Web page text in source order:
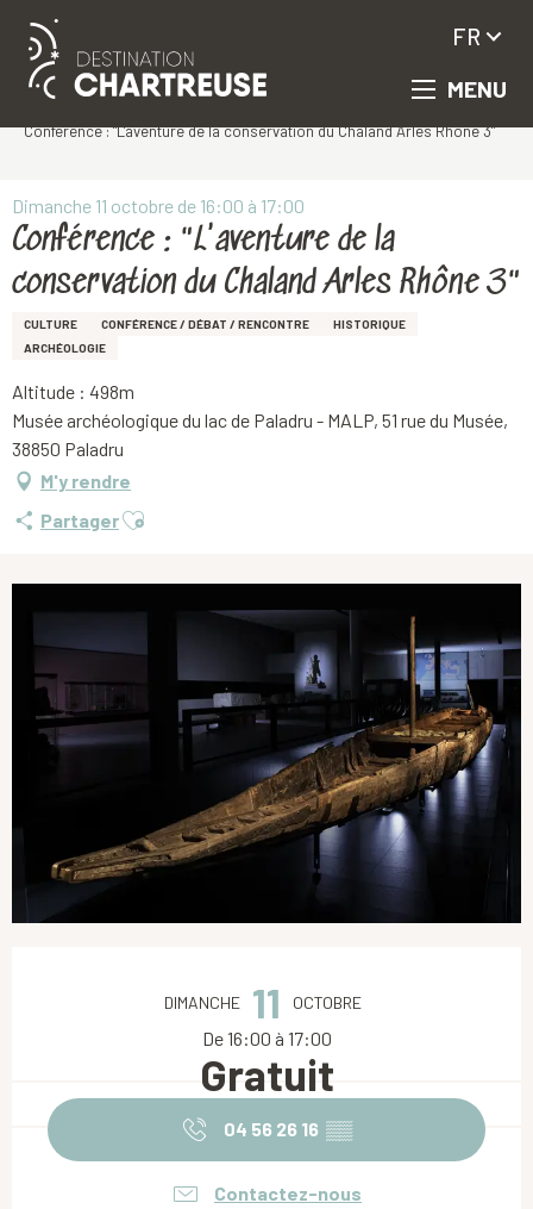
Aller
MENU
FR
Conférence : "L'aventure de la conservation du Chaland Arles Rhône 3"
Dimanche 11 octobre de 16:00 à 17:00
Conférence : "L'aventure de la
conservation du Chaland Arles Rhône 3"
CULTURE CONFÉRENCE / DÉBAT / RENCONTRE
HISTORIQUE
ARCHÉOLOGIE
Altitude : 498m
Musée archéologique du lac de Paladru - MALP, 51 rue du Musée,
38850 Paladru
M'y rendre
PartagerAjouter aux favoris
DIMANCHE 11 OCTOBRE
De 16:00 à 17:00
Gratuit
04 56 26 16 ▒▒
Contactez-nous